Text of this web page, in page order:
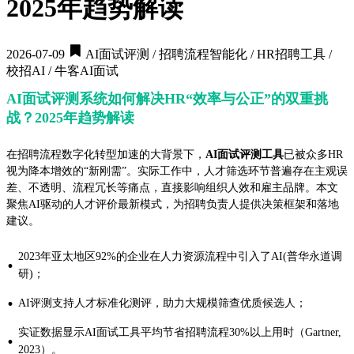
2025年趋势解读
2026-07-09
AI面试评测 / 招聘流程智能化 / HR招聘工具 /
校招AI / 牛客AI面试
AI面试评测系统如何解决HR“效率与公正”的双重挑
战？2025年趋势解读
在招聘流程数字化转型加速的大背景下， AI面试评测工具已被众多HR
视为降本增效的“新刚需”。实际工作中，人才筛选环节普遍存在主观误
差、不透明、流程冗长等痛点，直接影响组织人效和雇主品牌。本文
聚焦AI驱动的人才评价最新模式，为招聘负责人提供决策框架和落地
建议。
· 2023年亚太地区92%的企业在人力资源流程中引入了AI(普华永道调
研)；
· AI评测支持人才标准化测评，助力大规模筛查优质候选人；
· 实证数据显示AI面试工具平均节省招聘流程30%以上用时（Gartner,
2023）。